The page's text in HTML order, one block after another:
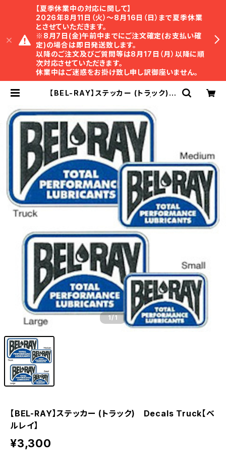
【夏季休業中の対応に関して】
2026年8月11日（火）〜8月16日（日）まで夏季休業
とさせていただきます。
※8月7日(金)午前中までにご注文確定(お支払い確
定)の場合は即日発送致します。
以降のご注文及びご質問等は8月17日（月）以降に順
次対応させていただきます。
休業中はご迷惑をお掛け致し申し訳御座いません。
【BEL-RAY】ステッカー (トラック)
TAR Online Shop ｜ トライスタ
ー・オンラインショップ
1/1
【BEL-RAY】ステッカー (トラック) Decals Truck【ベ
ルレイ】
¥3,300